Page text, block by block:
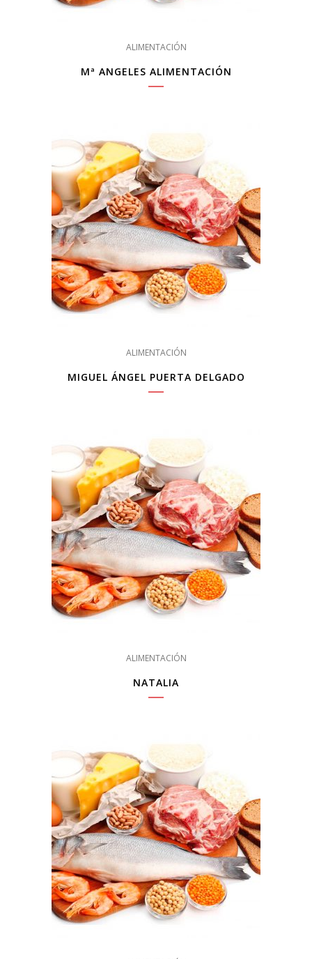
ALIMENTACIÓN
Mª ANGELES ALIMENTACIÓN
ALIMENTACIÓN
MIGUEL ÁNGEL PUERTA DELGADO
ALIMENTACIÓN
NATALIA